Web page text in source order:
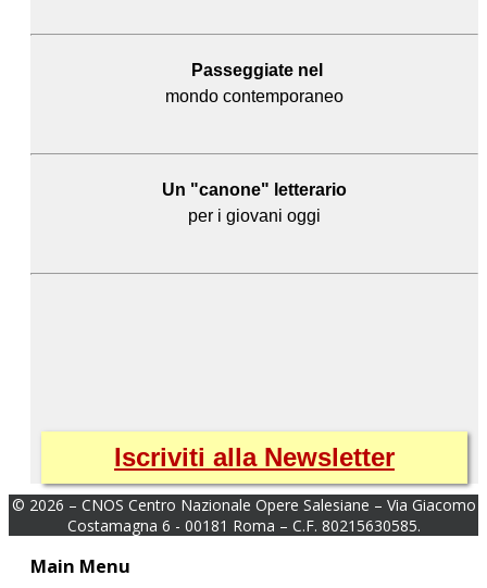
Passeggiate nel
mondo contemporaneo
Un "canone" letterario
per i giovani oggi
Iscriviti alla Newsletter
© 2026 – CNOS Centro Nazionale Opere Salesiane – Via Giacomo
Costamagna 6 - 00181 Roma – C.F. 80215630585.
Main Menu